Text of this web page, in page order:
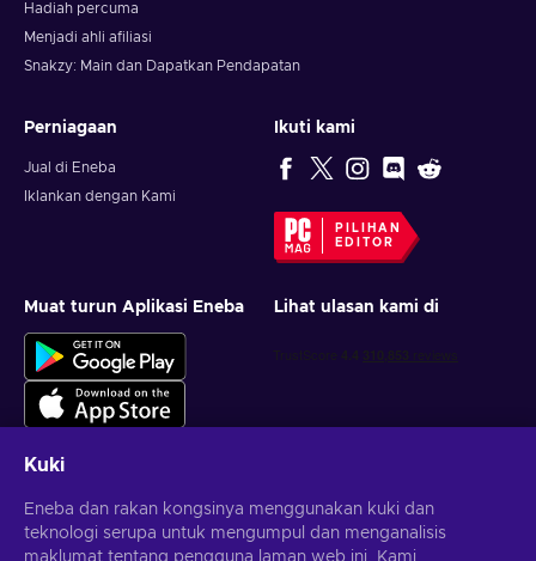
Hadiah percuma
Menjadi ahli afiliasi
Snakzy: Main dan Dapatkan Pendapatan
Perniagaan
Jual di Eneba
Iklankan dengan Kami
Ikuti kami
PILIHAN
EDITOR
Muat turun Aplikasi Eneba Lihat ulasan kami di
Dapatkan tawaran permainan yang diperibadikan
Kuki
Eneba dan rakan kongsinya menggunakan kuki dan
teknologi serupa untuk mengumpul dan menganalisis
maklumat tentang pengguna laman web ini. Kami